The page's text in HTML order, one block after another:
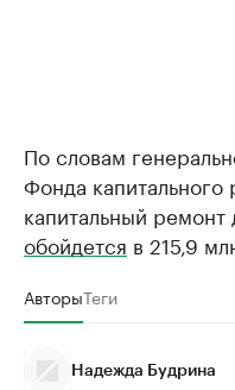
По словам
Фонда капитального
капитальный
обойдется в 215,9
АвторыТеги
Надежда Будрина